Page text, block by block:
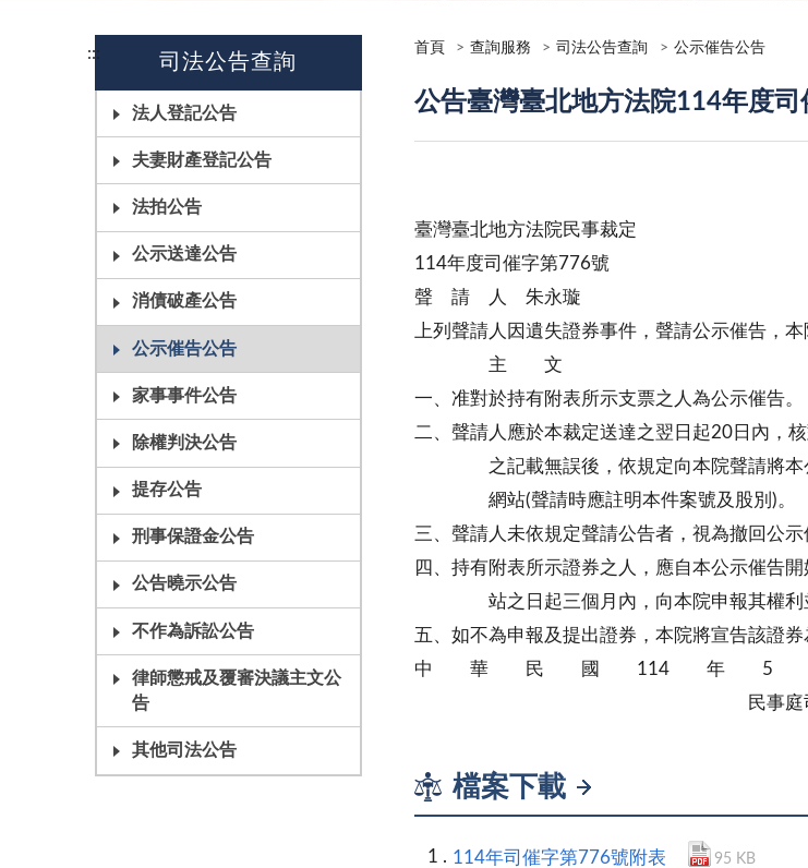
::: 司法公告查詢
法人登記公告
夫妻財產登記公告
法拍公告
公示送達公告
消債破產公告
公示催告公告
家事事件公告
除權判決公告
提存公告
刑事保證金公告
公告曉示公告
不作為訴訟公告
律師懲戒及覆審決議主文公
告
其他司法公告
首頁 查詢服務 司法公告查詢 公示催告公告
公告臺灣臺北地方法院114年度
臺灣臺北地方法院民事裁定
114年度司催字第776號
聲 請 人 朱永璇
上列聲請人因遺失證券事件，聲請公示催告，本
主 文
一、准對於持有附表所示支票之人為公示催告。
二、聲請人應於本裁定送達之翌日起20日內，
之記載無誤後，依規定向本院聲請將本
網站(聲請時應註明本件案號及股別)。
三、聲請人未依規定聲請公告者，視為撤回公示
四、持有附表所示證券之人，應自本公示催告
站之日起三個月內，向本院申報其權利並
五、如不為申報及提出證券，本院將宣告該證
中 華 民 國 114 年 5
民事庭司法事務
檔案下載
114年司催字第776號附表 95 KB